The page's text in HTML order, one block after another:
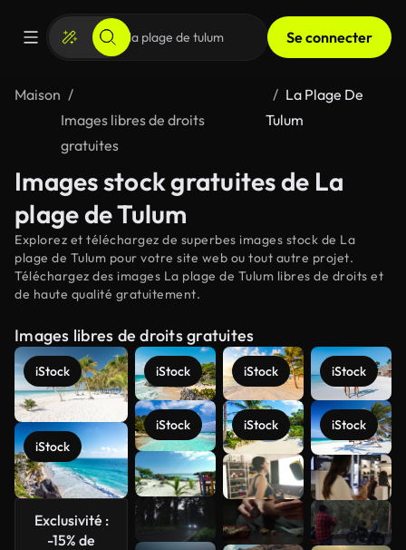
Se connecter
Maison
Images libres de droits
gratuites
La Plage De
Tulum
Images stock gratuites de La
plage de Tulum
Explorez et téléchargez de superbes images stock de La
plage de Tulum pour votre site web ou tout autre projet.
Téléchargez des images La plage de Tulum libres de droits et
de haute qualité gratuitement.
Images libres de droits gratuites
iStock
iStock
Exclusivité :
-15% de
iStock
iStock
iStock
iStock
iStock
iStock
Voir plus